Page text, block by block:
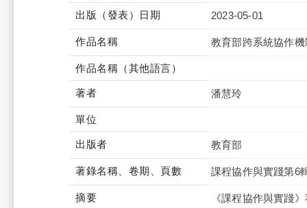
出版（發表）日期 2023-05-01
作品名稱 教育部跨系統協作
作品名稱（其他語言）
著者 潘慧玲
單位
出版者 教育部
著錄名稱、卷期、頁數 課程協作與實踐第6
摘要
《課程協作與實踐